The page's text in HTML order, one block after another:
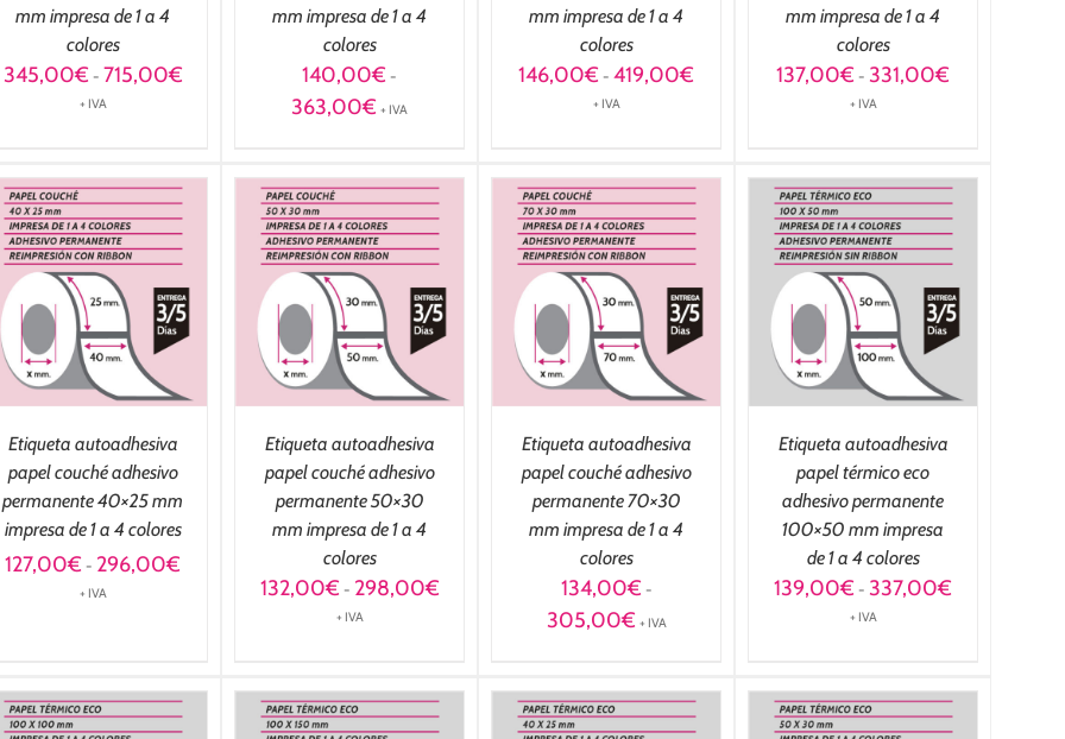
mm impresa de 1 a 4
colores
345,00€ - 715,00€Rango
hasta
715,00€
+ IVA
mm impresa de 1 a 4
colores
140,00€ -
363,00€Rango
140,00€
hasta
363,00€
+ IVA
mm impresa de 1 a 4
colores
146,00€ - 419,00€Rango
hasta
419,00€
+ IVA
mm impresa de 1 a 4
colores
137,00€ - 331,00€Rango
hasta
331,00€
+ IVA
Etiqueta autoadhesiva
papel couché adhesivo
permanente 40×25 mm
impresa de 1 a 4 colores
127,00€ - 296,00€Rango
296,00€
+ IVA
SELECCIONAR
OPCIONES
/
DETALLES
Etiqueta autoadhesiva
papel couché adhesivo
permanente 50×30
mm impresa de 1 a 4
colores
132,00€ - 298,00€Rango
hasta
298,00€
+ IVA
SELECCIONAR
OPCIONES
/
DETALLES
Etiqueta autoadhesiva
papel couché adhesivo
permanente 70×30
mm impresa de 1 a 4
colores
134,00€ -
305,00€Rango
134,00€
hasta
+ IVA
SELECCIONAR
OPCIONES
/
DETALLES
Etiqueta autoadhesiva
papel térmico eco
adhesivo permanente
100×50 mm impresa
de 1 a 4 colores
139,00€ - 337,00€Rango
hasta
337,00€
+ IVA